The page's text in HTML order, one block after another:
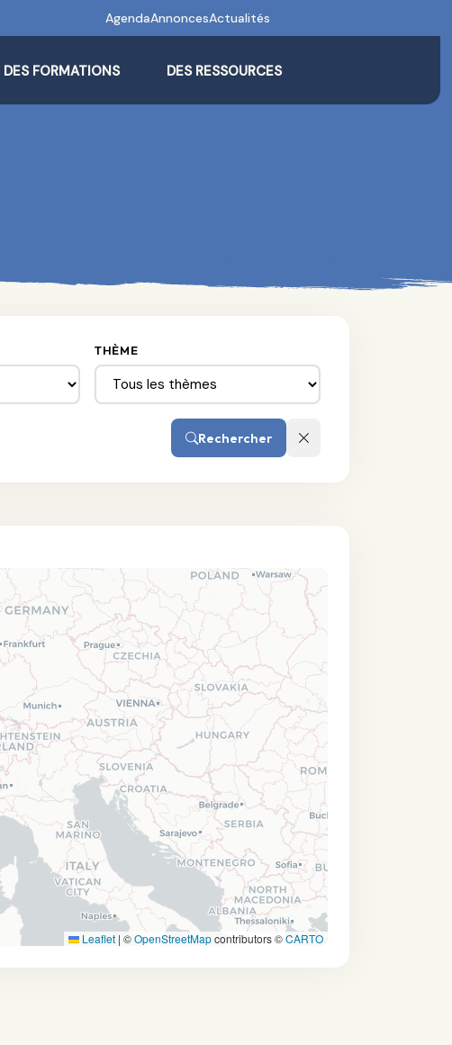
AgendaAnnoncesActualités
DES FORMATIONS DES RESSOURCES
THÈME
Rechercher
Leaflet | ©OpenStreetMapcontributors ©CARTO